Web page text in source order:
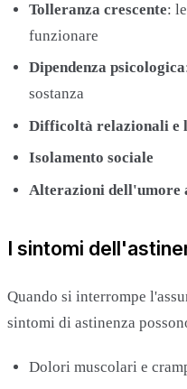
Tolleranza crescente:
funzionare
Dipendenza psicologica
sostanza
Difficoltà relazionali e
Isolamento sociale
Alterazioni dell'umore
I sintomi
Quando si interrompe
sintomi di astinenza
Dolori muscolari e